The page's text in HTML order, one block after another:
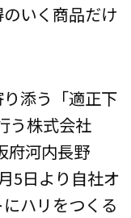
いく商品だけ
添う「適正下
う株式会社
府河内長野
5日より自社オ
ハリをつくる